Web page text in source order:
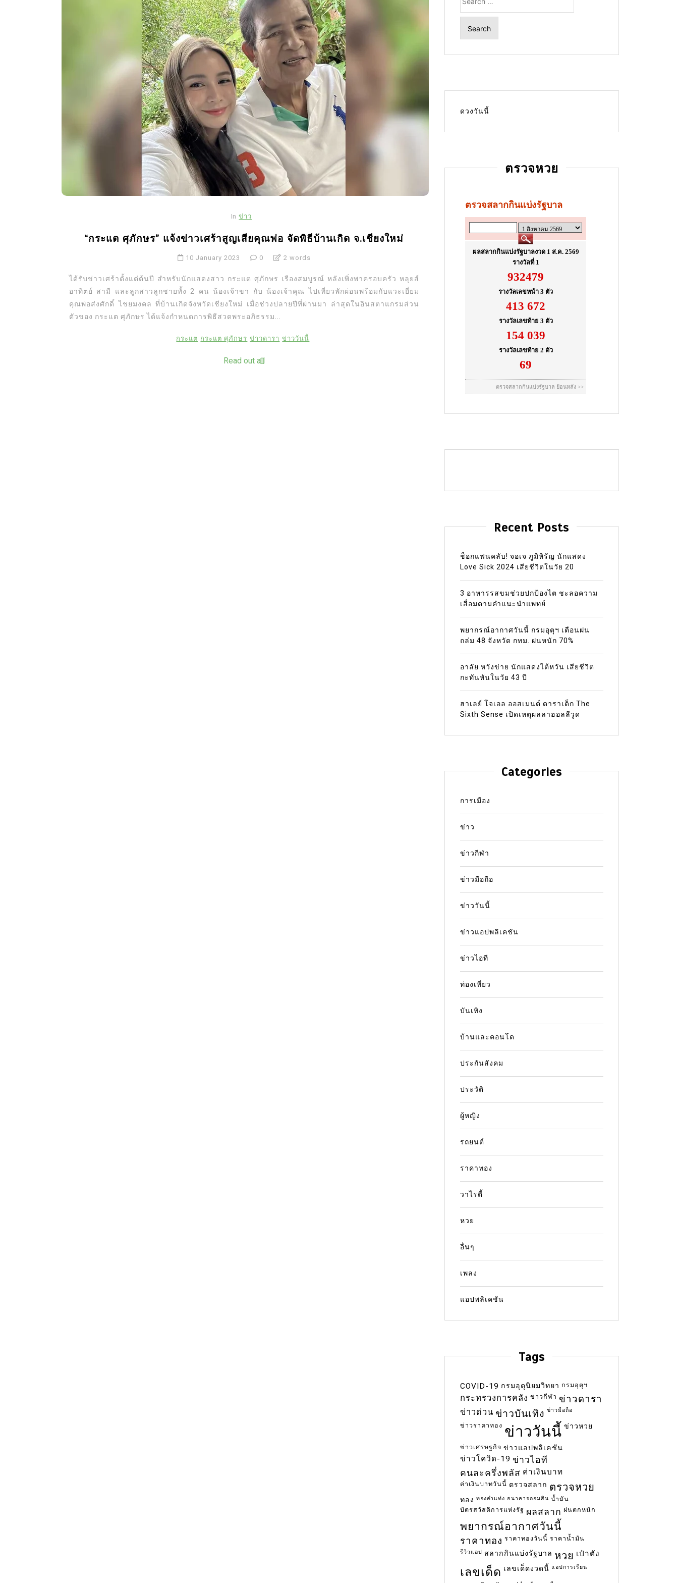
In ข่าว
“กระแต ศุภักษร” แจ้งข่าวเศร้าสูญเสียคุณพ่อ จัดพิธีบ้านเกิด จ.เชียงใหม่
10 January 2023 0 2 words
ได้รับข่าวเศร้าตั้งแต่ต้นปี สำหรับนักแสดงสาว กระแต ศุภักษร เรืองสมบูรณ์ หลังเพิ่งพาครอบครัว หลุยส์
อาทิตย์ สามี และลูกสาวลูกชายทั้ง 2 คน น้องเจ้าขา กับ น้องเจ้าคุณ ไปเที่ยวพักผ่อนพร้อมกับแวะเยี่ยม
คุณพ่อส่งศักดิ์ ไชยมงคล ที่บ้านเกิดจังหวัดเชียงใหม่ เมื่อช่วงปลายปีที่ผ่านมา ล่าสุดในอินสตาแกรมส่วน
ตัวของ กระแต ศุภักษร ได้แจ้งกำหนดการพิธีสวดพระอภิธรรม...
กระแต กระแต ศุภักษร ข่าวดารา ข่าววันนี้
Read out all
for:
ดวงวันนี้
ตรวจหวย
Recent Posts
ช็อกแฟนคลับ! จอเจ ภูมิหิรัญ นักแสดง
Love Sick 2024 เสียชีวิตในวัย 20
3 อาหารรสขมช่วยปกป้องไต ชะลอความ
เสื่อมตามคำแนะนำแพทย์
พยากรณ์อากาศวันนี้ กรมอุตุฯ เตือนฝน
ถล่ม 48 จังหวัด กทม. ฝนหนัก 70%
อาลัย หวังข่าย นักแสดงไต้หวัน เสียชีวิต
กะทันหันในวัย 43 ปี
ฮาเลย์ โจเอล ออสเมนต์ ดาราเด็ก The
Sixth Sense เปิดเหตุผลลาฮอลลีวูด
Categories
การเมือง
ข่าว
ข่าวกีฬา
ข่าวมือถือ
ข่าววันนี้
ข่าวแอปพลิเคชัน
ข่าวไอที
ท่องเที่ยว
บันเทิง
บ้านและคอนโด
ประกันสังคม
ประวัติ
ผู้หญิง
รถยนต์
ราคาทอง
วาไรตี้
หวย
อื่นๆ
เพลง
แอปพลิเคชัน
Tags
COVID-19 กรมอุตุนิยมวิทยา กรมอุตุฯ
กระทรวงการคลัง ข่าวกีฬา ข่าวดารา
ข่าวด่วน ข่าวบันเทิง ข่าวมือถือ
ข่าวราคาทอง ข่าววันนี้ ข่าวหวย
ข่าวเศรษฐกิจ ข่าวแอปพลิเคชัน
ข่าวโควิด-19 ข่าวไอที
คนละครึ่งพลัส ค่าเงินบาท
ค่าเงินบาทวันนี้ ตรวจสลาก ตรวจหวย
ทอง ทองคำแท่ง ธนาคารออมสิน น้ำมัน
บัตรสวัสดิการแห่งรัฐ ผลสลาก ฝนตกหนัก
พยากรณ์อากาศวันนี้
ราคาทอง ราคาทองวันนี้ ราคาน้ำมัน
รีวิวแอป สลากกินแบ่งรัฐบาล หวย เป๋าตัง
เลขเด็ด เลขเด็ดงวดนี้ แอปการเรียน